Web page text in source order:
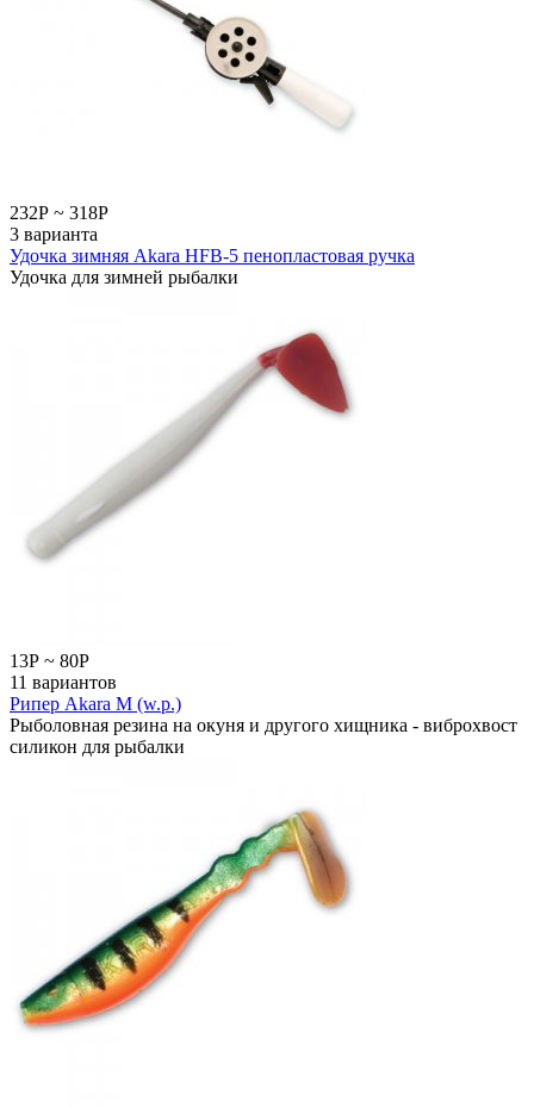
232Р ~ 318Р
3 варианта
Удочка зимняя Akara HFВ-5 пенопластовая ручка
Удочка для зимней рыбалки
13Р ~ 80Р
11 вариантов
Рипер Akara M (w.p.)
Рыболовная резина на окуня и другого хищника - виброхвост
силикон для рыбалки